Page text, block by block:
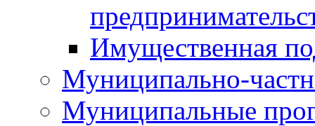
Имущественная
Муниципально-
Муниципальные